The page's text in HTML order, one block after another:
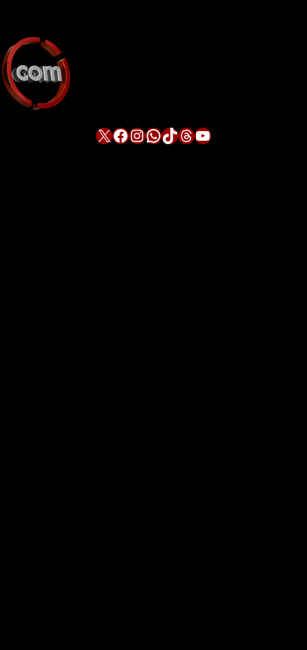
X Facebook InstagramWhatsApp TikTok Threads YouTube